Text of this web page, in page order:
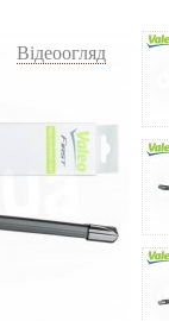
Відеоогляд